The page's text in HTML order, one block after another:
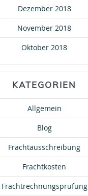
Dezember 2018
November 2018
Oktober 2018
KATEGORIEN
Allgemein
Blog
Frachtausschreibung
Frachtkosten
Frachtrechnungsprüfung